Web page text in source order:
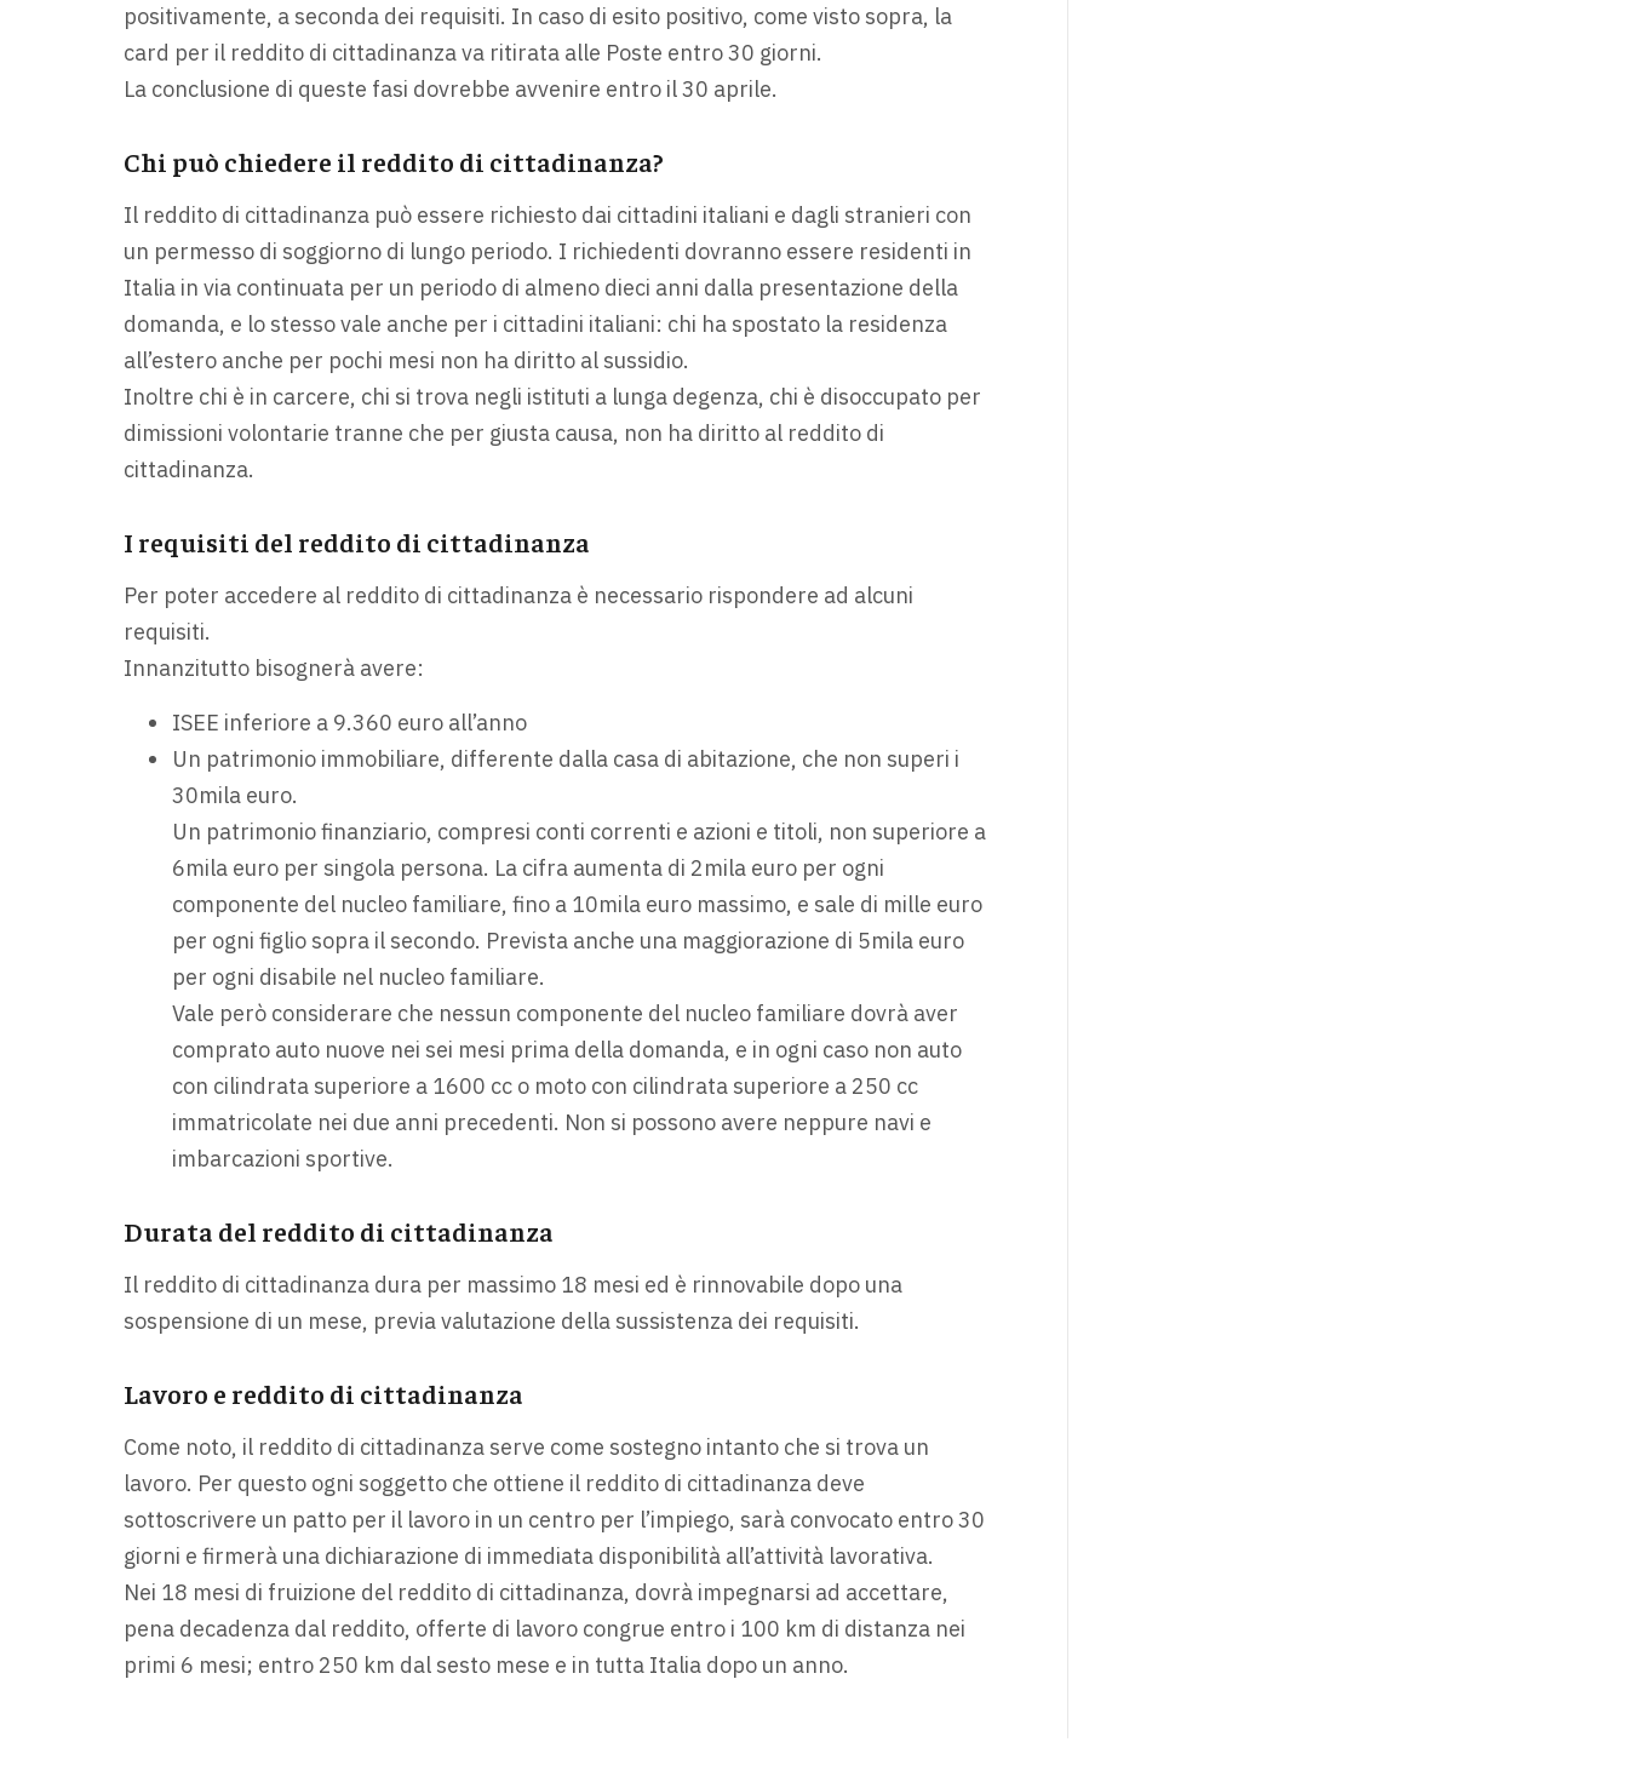
positivamente, a seconda dei requisiti. In caso di esito positivo, come visto sopra, la
card per il reddito di cittadinanza va ritirata alle Poste entro 30 giorni.
La conclusione di queste fasi dovrebbe avvenire entro il 30 aprile.
Chi può chiedere il reddito di cittadinanza?
Il reddito di cittadinanza può essere richiesto dai cittadini italiani e dagli stranieri con
un permesso di soggiorno di lungo periodo. I richiedenti dovranno essere residenti in
Italia in via continuata per un periodo di almeno dieci anni dalla presentazione della
domanda, e lo stesso vale anche per i cittadini italiani: chi ha spostato la residenza
all’estero anche per pochi mesi non ha diritto al sussidio.
Inoltre chi è in carcere, chi si trova negli istituti a lunga degenza, chi è disoccupato per
dimissioni volontarie tranne che per giusta causa, non ha diritto al reddito di
cittadinanza.
I requisiti del reddito di cittadinanza
Per poter accedere al reddito di cittadinanza è necessario rispondere ad alcuni
requisiti.
Innanzitutto bisognerà avere:
ISEE inferiore a 9.360 euro all’anno
Un patrimonio immobiliare, differente dalla casa di abitazione, che non superi i
30mila euro.
Un patrimonio finanziario, compresi conti correnti e azioni e titoli, non superiore a
6mila euro per singola persona. La cifra aumenta di 2mila euro per ogni
componente del nucleo familiare, fino a 10mila euro massimo, e sale di mille euro
per ogni figlio sopra il secondo. Prevista anche una maggiorazione di 5mila euro
per ogni disabile nel nucleo familiare.
Vale però considerare che nessun componente del nucleo familiare dovrà aver
comprato auto nuove nei sei mesi prima della domanda, e in ogni caso non auto
con cilindrata superiore a 1600 cc o moto con cilindrata superiore a 250 cc
immatricolate nei due anni precedenti. Non si possono avere neppure navi e
imbarcazioni sportive.
Durata del reddito di cittadinanza
Il reddito di cittadinanza dura per massimo 18 mesi ed è rinnovabile dopo una
sospensione di un mese, previa valutazione della sussistenza dei requisiti.
Lavoro e reddito di cittadinanza
Come noto, il reddito di cittadinanza serve come sostegno intanto che si trova un
lavoro. Per questo ogni soggetto che ottiene il reddito di cittadinanza deve
sottoscrivere un patto per il lavoro in un centro per l’impiego, sarà convocato entro 30
giorni e firmerà una dichiarazione di immediata disponibilità all’attività lavorativa.
Nei 18 mesi di fruizione del reddito di cittadinanza, dovrà impegnarsi ad accettare,
pena decadenza dal reddito, offerte di lavoro congrue entro i 100 km di distanza nei
primi 6 mesi; entro 250 km dal sesto mese e in tutta Italia dopo un anno.